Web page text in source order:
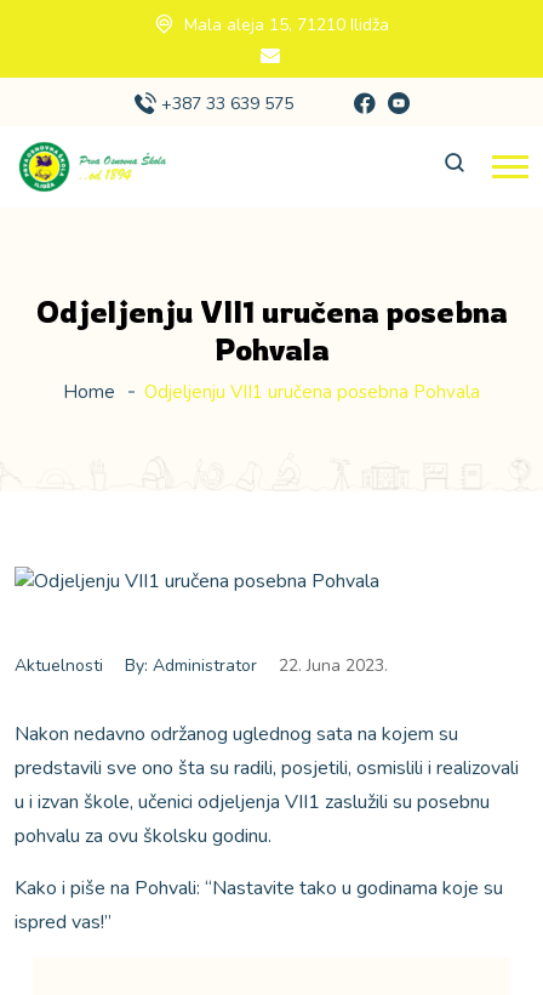
Mala aleja 15, 71210 Ilidža
+387 33 639 575
Odjeljenju VII1 uručena posebna
Pohvala
Home Odjeljenju VII1 uručena posebna Pohvala
Aktuelnosti By: Administrator 22. Juna 2023.
Nakon nedavno održanog uglednog sata na kojem su
predstavili sve ono šta su radili, posjetili, osmislili i realizovali
u i izvan škole, učenici odjeljenja VII1 zaslužili su posebnu
pohvalu za ovu školsku godinu.
Kako i piše na Pohvali: “Nastavite tako u godinama koje su
ispred vas!”